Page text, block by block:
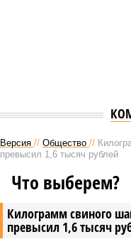
Версия // Общество //
превысил 1,6 тысяч рублей
Килограмм свиного
превысил 1,6 тысяч
Что выберем?